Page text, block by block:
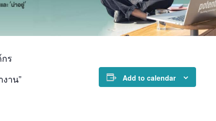
ร
าน”
Add to calendar